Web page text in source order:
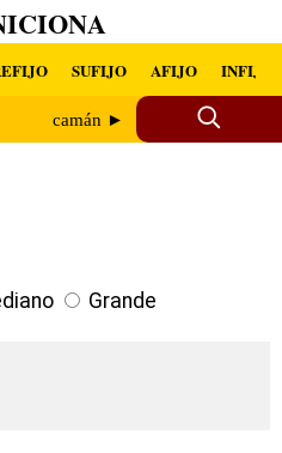
SUFIJO AFIJO INFIJO
camán ►
Grande